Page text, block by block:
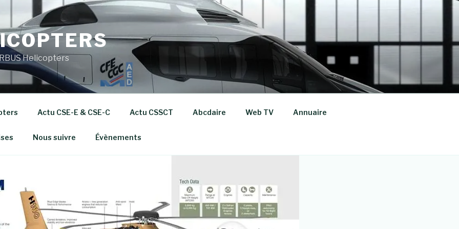
Helicopters
Actu CSE-E & CSE-C Actu CSSCT Abcdaire Web TV Annuaire
Nous suivre Évènements